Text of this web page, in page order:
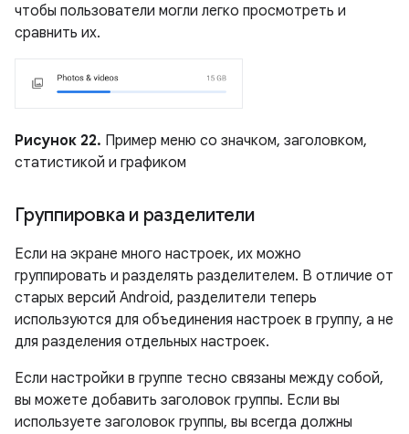
чтобы пользователи могли легко просмотреть и
сравнить их.
Рисунок 22. Пример меню со значком, заголовком,
статистикой и графиком
Группировка и разделители
Если на экране много настроек, их можно
группировать и разделять разделителем. В отличие от
старых версий Android, разделители теперь
используются для объединения настроек в группу, а не
для разделения отдельных настроек.
Если настройки в группе тесно связаны между собой,
вы можете добавить заголовок группы. Если вы
используете заголовок группы, вы всегда должны